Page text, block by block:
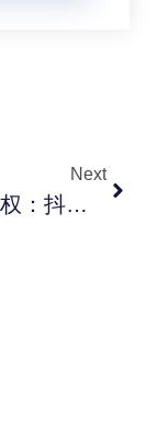
Next
短视频版权：抖音/快手/B站原创内容如何保护与维权